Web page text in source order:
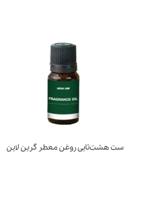
ست هشت‌تایی روغن معطر گرین لاین